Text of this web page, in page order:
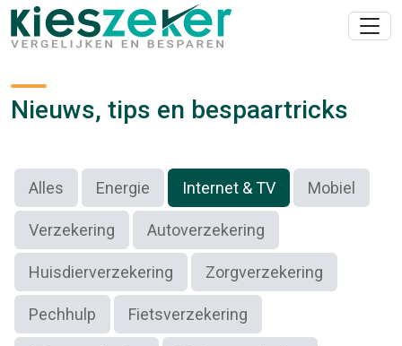
Nieuws, tips en bespaartricks
Alles Energie Internet & TV Mobiel
Verzekering Autoverzekering
Huisdierverzekering Zorgverzekering
Pechhulp Fietsverzekering